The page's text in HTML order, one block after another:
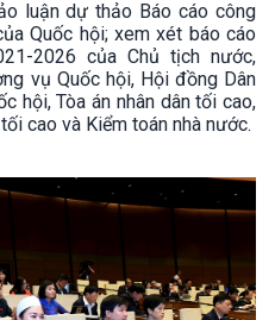
luận dự thảo Báo cáo công
Quốc hội; xem xét báo cáo
2026 của Chủ tịch nước,
vụ Quốc hội, Hội đồng Dân
hội, Tòa án nhân dân tối cao,
cao và Kiểm toán nhà nước.